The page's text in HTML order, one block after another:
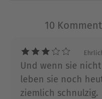
Peterson schreibt
sind ihre Spezialität.
findet man sie an
Restaurants des
beim Bücherlesen
10
Und wenn sie
leben sie noch
ziemlich schnulzig.